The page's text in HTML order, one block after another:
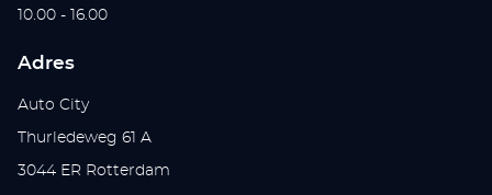
10.00 - 16.00
Adres
Auto City
Thurledeweg 61 A
3044 ER Rotterdam